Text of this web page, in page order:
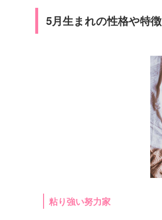
5月生まれの性格や特徴
粘り強い努力家